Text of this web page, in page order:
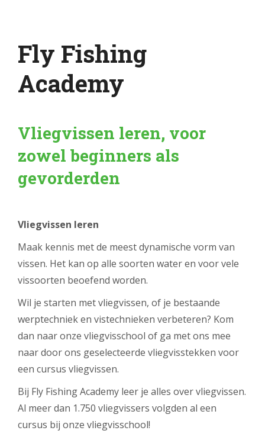
Fly Fishing
Academy
Vliegvissen leren, voor
zowel beginners als
gevorderden
Vliegvissen leren
Maak kennis met de meest dynamische vorm van
vissen. Het kan op alle soorten water en voor vele
vissoorten beoefend worden.
Wil je starten met vliegvissen, of je bestaande
werptechniek en vistechnieken verbeteren? Kom
dan naar onze vliegvisschool of ga met ons mee
naar door ons geselecteerde vliegvisstekken voor
een cursus vliegvissen.
Bij Fly Fishing Academy leer je alles over vliegvissen.
Al meer dan 1.750 vliegvissers volgden al een
cursus bij onze vliegvisschool!